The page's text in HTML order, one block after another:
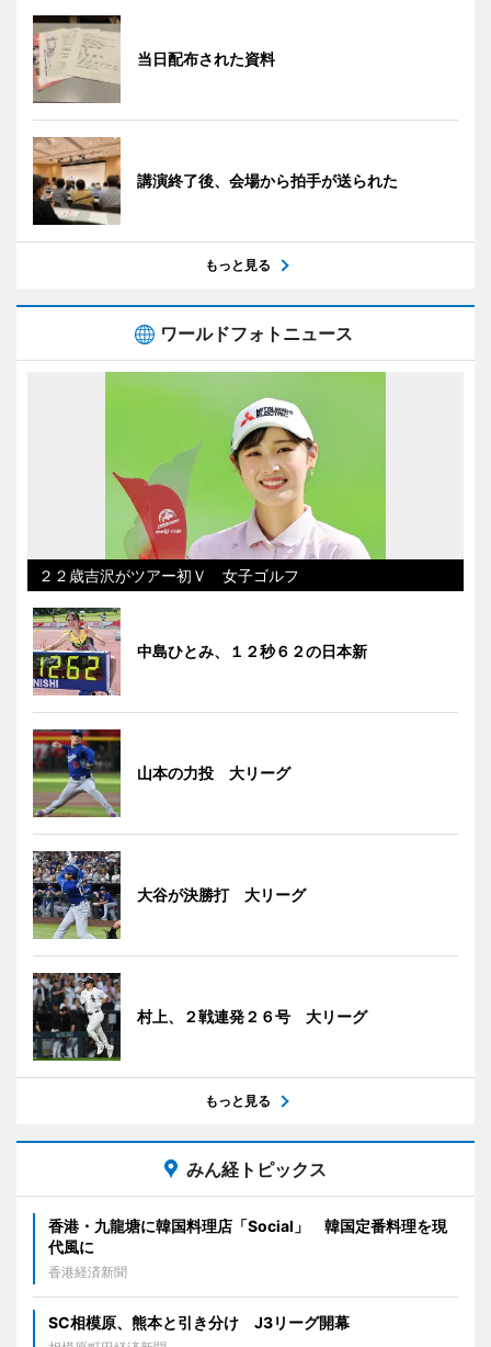
当日配布された資料
講演終了後、会場から拍手が送られた
もっと見る
ワールドフォトニュース
２２歳吉沢がツアー初Ｖ 女子ゴルフ
中島ひとみ、１２秒６２の日本新
山本の力投 大リーグ
大谷が決勝打 大リーグ
村上、２戦連発２６号 大リーグ
もっと見る
みん経トピックス
香港・九龍塘に韓国料理店「Social」 韓国定番料理を現
代風に
香港経済新聞
SC相模原、熊本と引き分け J3リーグ開幕